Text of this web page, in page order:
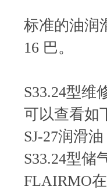
标准的油润
16 巴。
S33.24型维
可以查看如
SJ-27润滑
S33.24型储
FLAIRMO